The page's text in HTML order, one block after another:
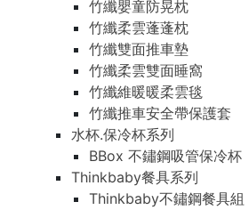
竹纖嬰童防晃枕
竹纖柔雲蓬蓬枕
竹纖雙面推車墊
竹纖柔雲雙面睡窩
竹纖維暖暖柔雲毯
竹纖推車安全帶保護套
水杯.保冷杯系列
BBox 不鏽鋼吸管保冷杯
Thinkbaby餐具系列
Thinkbaby不鏽鋼餐具組